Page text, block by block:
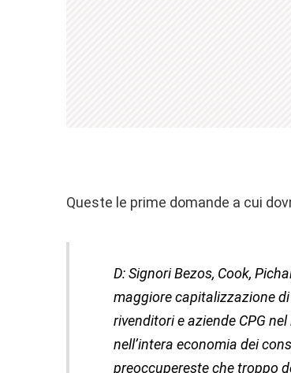
Queste le prime domande a cui
D: Signori Bezos, Cook,
maggiore capitalizzazione
rivenditori e aziende CPG
nell’intera economia dei
preoccupereste che troppo